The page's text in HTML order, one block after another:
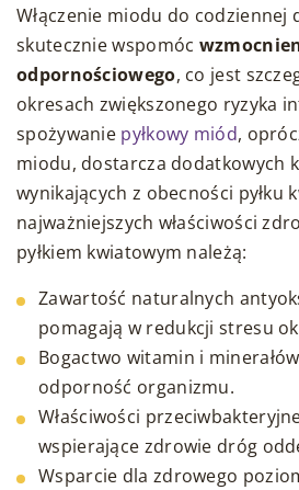
Włączenie miodu do codziennej
skutecznie wspomóc
odpornościowego, co jest
okresach zwiększonego ryzyka
spożywanie pyłkowy miód,
miodu, dostarcza dodatkowych
wynikających z obecności pyłku
najważniejszych właściwości
pyłkiem kwiatowym należą:
Zawartość naturalnych
pomagają w redukcji stresu
Bogactwo witamin i
odporność organizmu.
Właściwości
wspierające zdrowie dróg
Wsparcie dla zdrowego